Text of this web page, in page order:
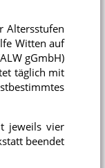
Altersstufen
Witten auf
gGmbH)
täglich mit
jeweils vier
beendet